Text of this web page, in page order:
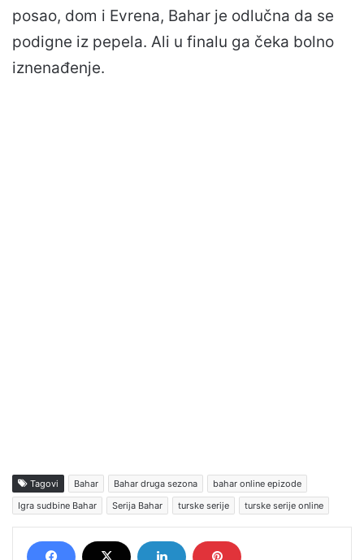
posao, dom i Evrena, Bahar je odlučna da se
podigne iz pepela. Ali u finalu ga čeka bolno
iznenađenje.
Tagovi Bahar Bahar druga sezona
bahar online epizode
Igra sudbine Bahar
Serija Bahar turske serije turske serije online